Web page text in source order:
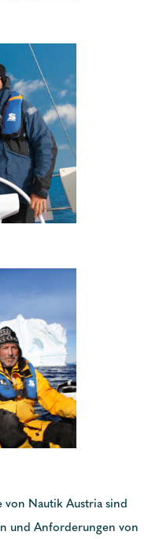
von Nautik Austria sind
und Anforderungen von